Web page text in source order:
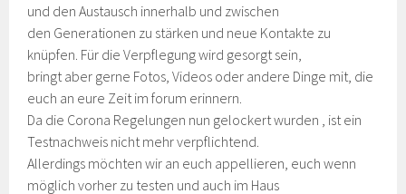
und den Austausch innerhalb und zwischen
den Generationen zu stärken und neue Kontakte zu
knüpfen. Für die Verpflegung wird gesorgt sein,
bringt aber gerne Fotos, Videos oder andere Dinge mit, die
euch an eure Zeit im forum erinnern.
Da die Corona Regelungen nun gelockert wurden , ist ein
Testnachweis nicht mehr verpflichtend.
Allerdings möchten wir an euch appellieren, euch wenn
möglich vorher zu testen und auch im Haus